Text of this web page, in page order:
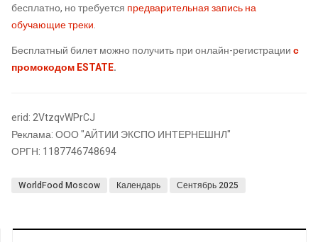
бесплатно, но требуется предварительная запись на
обучающие треки.
Бесплатный билет можно получить при онлайн-регистрациис
промокодом ESTATE.
erid: 2VtzqvWPrCJ
Реклама: ООО "АЙТИИ ЭКСПО ИНТЕРНЕШНЛ"
ОРГН: 1187746748694
WorldFood Moscow Календарь Сентябрь 2025